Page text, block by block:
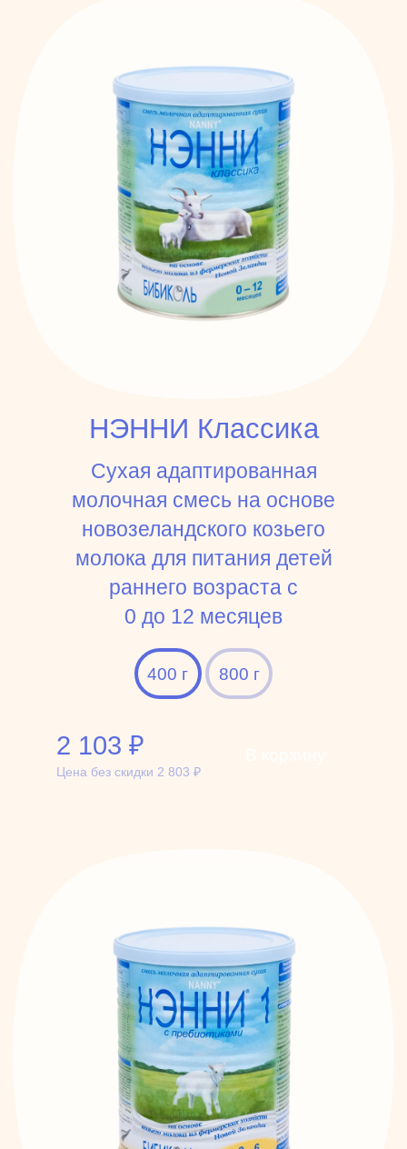
НЭННИ Классика
Сухая адаптированная
молочная смесь на основе
новозеландского козьего
молока для питания детей
раннего возраста c
0 до 12 месяцев
400 г 800 г
2 103 ₽
Цена без скидки 2 803 ₽